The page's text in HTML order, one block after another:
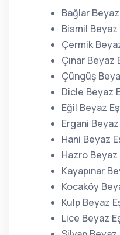
Bağlar
Bismil
Çermik
Çınar Beyaz
Çüngüş
Dicle Beyaz
Eğil Beyaz
Ergani
Hani Beyaz
Hazro
Kayapınar
Kocaköy
Kulp Beyaz
Lice Beyaz